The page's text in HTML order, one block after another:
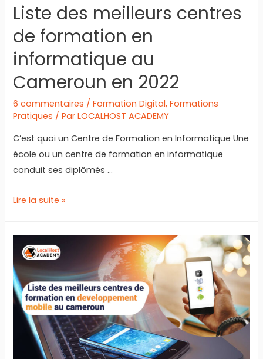
Liste des meilleurs centres
de formation en
informatique au
Cameroun en 2022
6 commentaires /Formation Digital,Formations
Pratiques / ParLOCALHOST ACADEMY
C’est quoi un Centre de Formation en Informatique Une
école ou un centre de formation en informatique
conduit ses diplômés …
Liste
centres
de
formation
en
informatique
Cameroun
Lire la suite »